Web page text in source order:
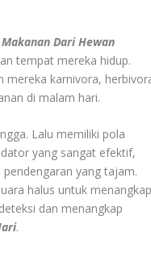
Makanan Dari Hewan
tempat mereka hidup.
mereka karnivora,
di malam hari.
Lalu memiliki pola
yang sangat efektif,
yang tajam.
halus untuk
dan menangkap
.